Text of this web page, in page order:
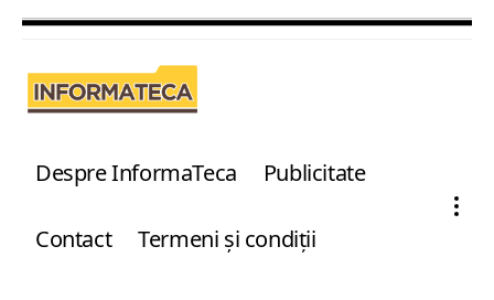
Despre InformaTeca Publicitate
Contact Termeni şi condiţii